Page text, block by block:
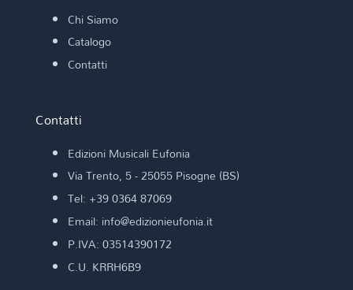
Chi Siamo
Catalogo
Contatti
Contatti
Edizioni Musicali Eufonia
Via Trento, 5 - 25055 Pisogne (BS)
Tel: +39 0364 87069
Email: info@edizionieufonia.it
P.IVA: 03514390172
C.U. KRRH6B9